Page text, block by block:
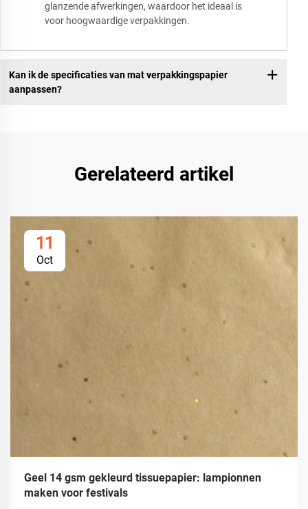
glanzende afwerkingen, waardoor het ideaal is
voor hoogwaardige verpakkingen.
Kan ik de specificaties van mat verpakkingspapier
aanpassen?
Gerelateerd artikel
11
Oct
Geel 14 gsm gekleurd tissuepapier: lampionnen
maken voor festivals